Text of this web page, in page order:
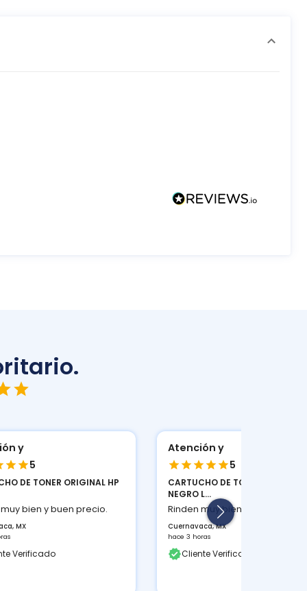
y
5
DE TONER HP 48A
bien y buen precio.
MX
Verificado
Atención y
5
CARTUCHO DE TONER
22...
Rinden muy bien y buen precio.
Cuernavaca, MX
hace 3 horas
Cliente Verificado